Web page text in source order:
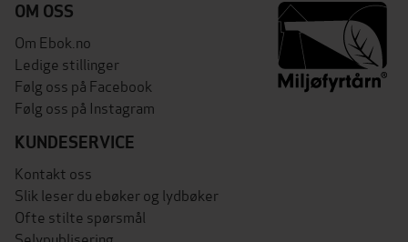
OM OSS
Om Ebok.no
Ledige stillinger
Følg oss på Facebook
Følg oss på Instagram
KUNDESERVICE
Kontakt oss
Slik leser du ebøker og lydbøker
Ofte stilte spørsmål